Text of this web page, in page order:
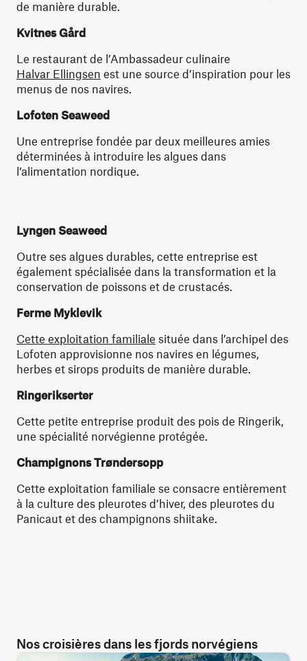
de manière durable.
Kvitnes Gård
Le restaurant de l’Ambassadeur culinaire
Halvar Ellingsen est une source d’inspiration pour les
menus de nos navires.
Lofoten Seaweed
Une entreprise fondée par deux meilleures amies
déterminées à introduire les algues dans
l’alimentation nordique.
Lyngen Seaweed
Outre ses algues durables, cette entreprise est
également spécialisée dans la transformation et la
conservation de poissons et de crustacés.
Ferme Myklevik
Cette exploitation familiale située dans l’archipel des
Lofoten approvisionne nos navires en légumes,
herbes et sirops produits de manière durable.
Ringerikserter
Cette petite entreprise produit des pois de Ringerik,
une spécialité norvégienne protégée.
Champignons Trøndersopp
Cette exploitation familiale se consacre entièrement
à la culture des pleurotes d’hiver, des pleurotes du
Panicaut et des champignons shiitake.
Nos croisières dans les fjords norvégiens